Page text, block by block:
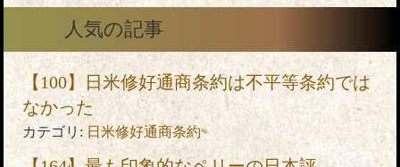
人気の記事
【100】日米修好通商条約は不平等条約では
なかった
カテゴリ: 日米修好通商条約